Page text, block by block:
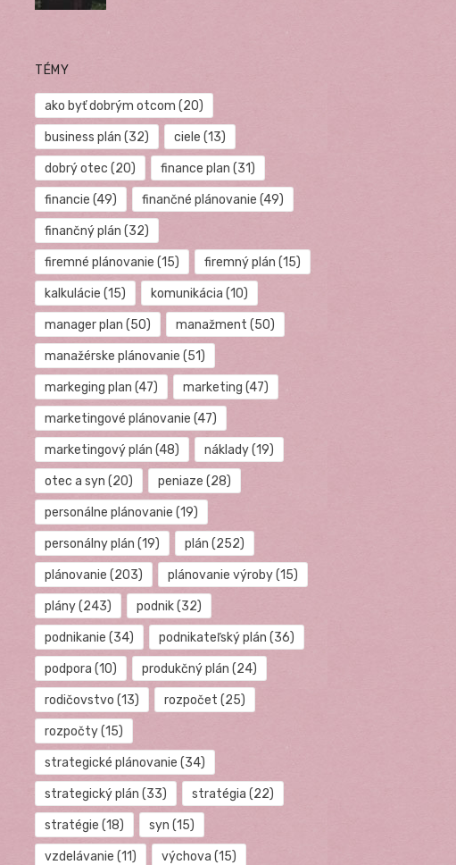
TÉMY
ako byť dobrým otcom (20)
business plán (32) ciele (13)
dobrý otec (20) finance plan (31)
financie (49) finančné plánovanie (49)
finančný plán (32)
firemné plánovanie (15) firemný plán (15)
kalkulácie (15) komunikácia (10)
manager plan (50) manažment (50)
manažérske plánovanie (51)
markeging plan (47) marketing (47)
marketingové plánovanie (47)
marketingový plán (48) náklady(19)
otec a syn (20) peniaze (28)
personálne plánovanie (19)
personálny plán (19) plán (252)
plánovanie (203) plánovanie výroby(15)
plány(243) podnik(32)
podnikanie (34) podnikateľský plán (36)
podpora (10) produkčný plán (24)
rodičovstvo (13) rozpočet (25)
rozpočty(15)
strategické plánovanie (34)
strategický plán (33) stratégia (22)
stratégie (18) syn (15)
vzdelávanie (11) výchova (15)